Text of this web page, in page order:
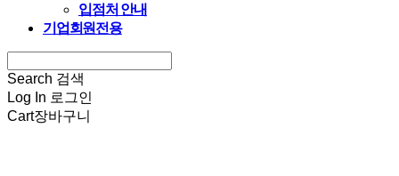
입점처 안내
기업회원전용
Search 검색
Log In 로그인
Cart장바구니